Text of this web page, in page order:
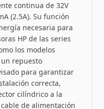
continua de 32V
(2.5A). Su función
necesaria para
HP de las series
los modelos
un repuesto
para garantizar
correcta,
cilíndrico a la
de alimentación